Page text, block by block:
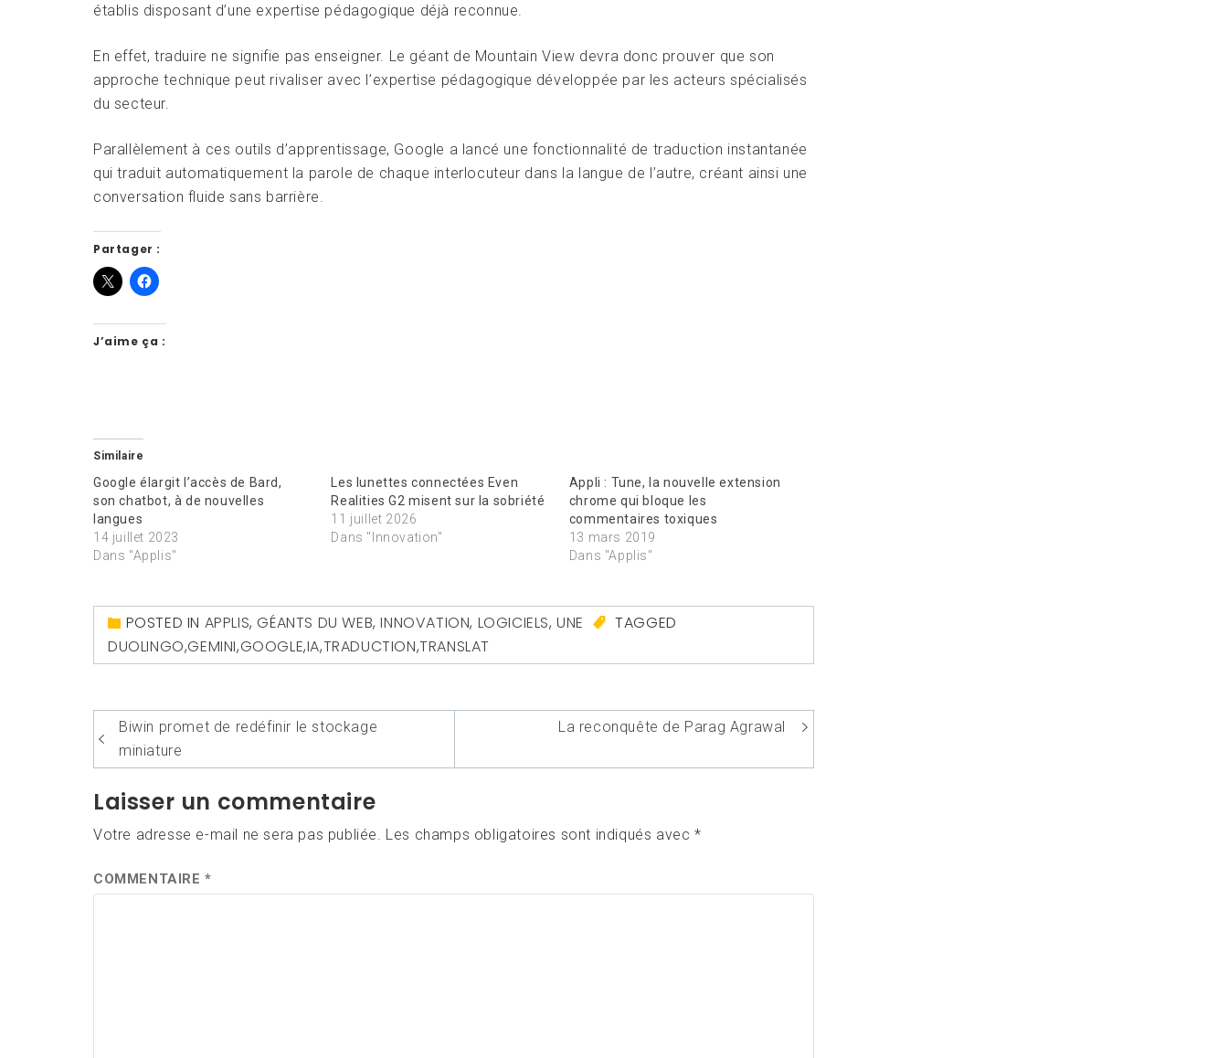
établis disposant d’une expertise pédagogique déjà reconnue.
En effet, traduire ne signifie pas enseigner. Le géant de Mountain View devra donc prouver que son
approche technique peut rivaliser avec l’expertise pédagogique développée par les acteurs spécialisés
du secteur.
Parallèlement à ces outils d’apprentissage, Google a lancé une fonctionnalité de traduction instantanée
qui traduit automatiquement la parole de chaque interlocuteur dans la langue de l’autre, créant ainsi une
conversation fluide sans barrière.
Partager :
J’aime ça :
Similaire
Google élargit l’accès de Bard,
son chatbot, à de nouvelles
langues
14 juillet 2023
Dans "Applis"
Les lunettes connectées Even
Realities G2 misent sur la sobriété
11 juillet 2026
Dans "Innovation"
Appli : Tune, la nouvelle extension
chrome qui bloque les
commentaires toxiques
13 mars 2019
Dans "Applis"
POSTED IN APPLIS,GÉANTS DU WEB,INNOVATION, LOGICIELS,UNE
TAGGED
DUOLINGO,GEMINI,GOOGLE,IA,TRADUCTION,TRANSLAT
Navigation
de
l’article
Biwin promet de redéfinir le stockage
miniature
La reconquête de Parag Agrawal
Laisser un commentaire
Votre adresse e-mail ne sera pas publiée. Les champs obligatoires sont indiqués avec*
COMMENTAIRE*